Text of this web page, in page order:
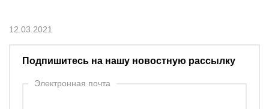
12.03.2021
Подпишитесь на нашу новостную рассылку
Электронная почта